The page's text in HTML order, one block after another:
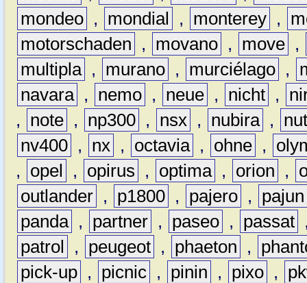
mondeo , mondial , monterey ,
motorschaden
, movano , move ,
multipla , murano , murciélago ,
navara , nemo , neue , nicht ,
,
note , np300 , nsx , nubira ,
nv400 , nx , octavia , ohne ,
,
opel , opirus , optima , orion ,
outlander , p1800 , pajero ,
pajun
panda , partner , paseo , passat
patrol
, peugeot , phaeton ,
pick-up , picnic , pinin , pixo ,